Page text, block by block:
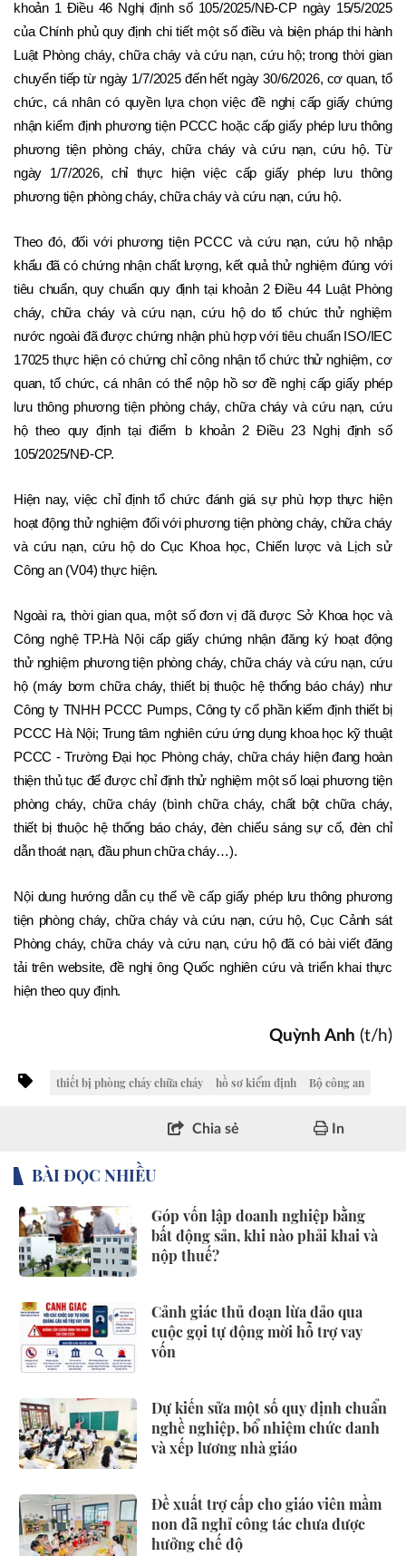
khoản 1 Điều 46 Nghị định số 105/2025/NĐ-CP ngày 15/5/2025
của Chính phủ quy định chi tiết một số điều và biện pháp thi hành
Luật Phòng cháy, chữa cháy và cứu nạn, cứu hộ; trong thời gian
chuyển tiếp từ ngày 1/7/2025 đến hết ngày 30/6/2026, cơ quan, tổ
chức, cá nhân có quyền lựa chọn việc đề nghị cấp giấy chứng
nhận kiểm định phương tiện PCCC hoặc cấp giấy phép lưu thông
phương tiện phòng cháy, chữa cháy và cứu nạn, cứu hộ. Từ
ngày 1/7/2026, chỉ thực hiện việc cấp giấy phép lưu thông
phương tiện phòng cháy, chữa cháy và cứu nạn, cứu hộ.
Theo đó, đối với phương tiện PCCC và cứu nạn, cứu hộ nhập
khẩu đã có chứng nhận chất lượng, kết quả thử nghiệm đúng với
tiêu chuẩn, quy chuẩn quy định tại khoản 2 Điều 44 Luật Phòng
cháy, chữa cháy và cứu nạn, cứu hộ do tổ chức thử nghiệm
nước ngoài đã được chứng nhận phù hợp với tiêu chuẩn ISO/IEC
17025 thực hiện có chứng chỉ công nhận tổ chức thử nghiệm, cơ
quan, tổ chức, cá nhân có thể nộp hồ sơ đề nghị cấp giấy phép
lưu thông phương tiện phòng cháy, chữa cháy và cứu nạn, cứu
hộ theo quy định tại điểm b khoản 2 Điều 23 Nghị định số
105/2025/NĐ-CP.
Hiện nay, việc chỉ định tổ chức đánh giá sự phù hợp thực hiện
hoạt động thử nghiệm đối với phương tiện phòng cháy, chữa cháy
và cứu nạn, cứu hộ do Cục Khoa học, Chiến lược và Lịch sử
Công an (V04) thực hiện.
Ngoài ra, thời gian qua, một số đơn vị đã được Sở Khoa học và
Công nghệ TP.Hà Nội cấp giấy chứng nhận đăng ký hoạt động
thử nghiệm phương tiện phòng cháy, chữa cháy và cứu nạn, cứu
hộ (máy bơm chữa cháy, thiết bị thuộc hệ thống báo cháy) như
Công ty TNHH PCCC Pumps, Công ty cổ phần kiểm định thiết bị
PCCC Hà Nội; Trung tâm nghiên cứu ứng dụng khoa học kỹ thuật
PCCC - Trường Đại học Phòng cháy, chữa cháy hiện đang hoàn
thiện thủ tục để được chỉ định thử nghiệm một số loại phương tiện
phòng cháy, chữa cháy (bình chữa cháy, chất bột chữa cháy,
thiết bị thuộc hệ thống báo cháy, đèn chiếu sáng sự cố, đèn chỉ
dẫn thoát nạn, đầu phun chữa cháy…).
Nội dung hướng dẫn cụ thể về cấp giấy phép lưu thông phương
tiện phòng cháy, chữa cháy và cứu nạn, cứu hộ, Cục Cảnh sát
Phòng cháy, chữa cháy và cứu nạn, cứu hộ đã có bài viết đăng
tải trên website, đề nghị ông Quốc nghiên cứu và triển khai thực
hiện theo quy định.
Quỳnh Anh (t/h)
thiết bị phòng cháy chữa cháy hồ sơ kiểm định Bộ công an
Chia sẻ In
BÀI ĐỌC NHIỀU
Góp vốn lập doanh nghiệp bằng
bất động sản, khi nào phải khai và
nộp thuế?
Cảnh giác thủ đoạn lừa đảo qua
cuộc gọi tự động mời hỗ trợ vay
vốn
Dự kiến sửa một số quy định chuẩn
nghề nghiệp, bổ nhiệm chức danh
và xếp lương nhà giáo
Đề xuất trợ cấp cho giáo viên mầm
non đã nghỉ công tác chưa được
hưởng chế độ